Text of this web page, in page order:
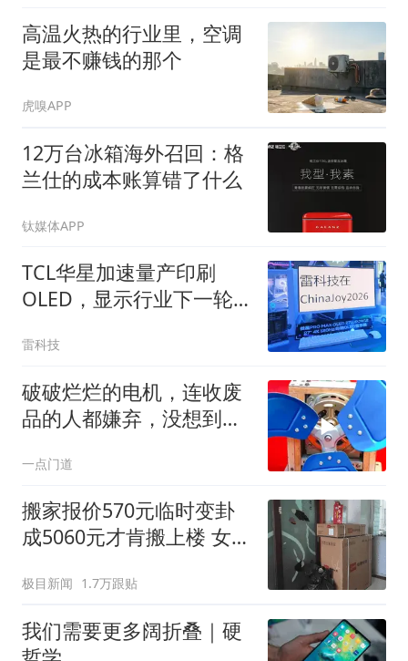
高温火热的行业里，空调
是最不赚钱的那个
虎嗅APP
12万台冰箱海外召回：格
兰仕的成本账算错了什么
钛媒体APP
TCL华星加速量产印刷
OLED，显示行业下一轮
雷科技
破破烂烂的电机，连收废
品的人都嫌弃，没想到加
一点门道
搬家报价570元临时变卦
成5060元才肯搬上楼 女子
极目新闻 1.7万跟贴
我们需要更多阔折叠｜硬